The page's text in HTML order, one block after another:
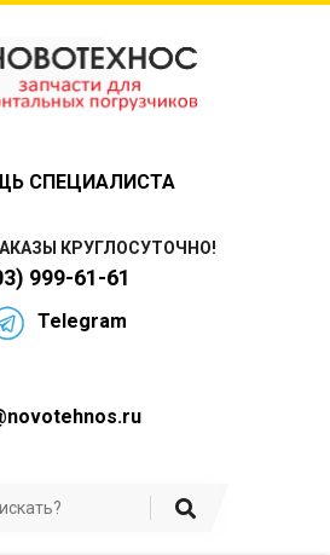
СПЕЦИАЛИСТА
КРУГЛОСУТОЧНО!
999-61-61
Telegram